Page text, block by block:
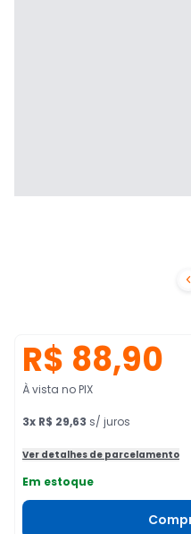

R$ 88,90
À vista no PIX
3x R$ 29,63 s/ juros
Ver detalhes de parcelamento
Em estoque